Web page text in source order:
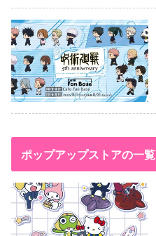
ポップアップストアの一覧